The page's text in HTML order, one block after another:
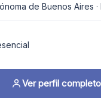
de Buenos Aires
Ver perfil completo